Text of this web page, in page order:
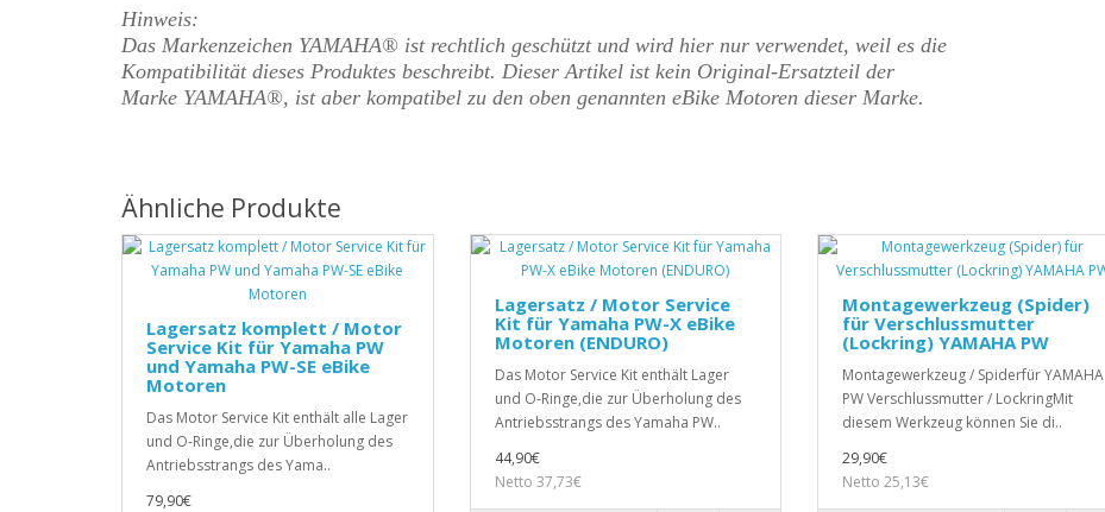
Hinweis:
Das Markenzeichen YAMAHA® ist rechtlich geschützt und wird hier nur verwendet, weil es die
Kompatibilität dieses Produktes beschreibt. Dieser Artikel ist kein Original-Ersatzteil der
Marke YAMAHA®, ist aber kompatibel zu den oben genannten eBike Motoren dieser Marke.
Ähnliche Produkte
Lagersatz komplett / Motor
Service Kit für Yamaha PW
und Yamaha PW-SE eBike
Motoren
Das Motor Service Kit enthält alle Lager
und O-Ringe,die zur Überholung des
Antriebsstrangs des Yama..
79,90€
Lagersatz / Motor Service
Kit für Yamaha PW-X eBike
Motoren (ENDURO)
Das Motor Service Kit enthält Lager
und O-Ringe,die zur Überholung des
Antriebsstrangs des Yamaha PW..
44,90€
Netto 37,73€
Montagewerkzeug (Spider)
für Verschlussmutter
(Lockring) YAMAHA PW
Montagewerkzeug / Spiderfür YAMAHA
PW Verschlussmutter / LockringMit
diesem Werkzeug können Sie di..
29,90€
Netto 25,13€